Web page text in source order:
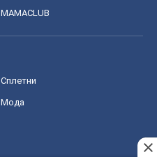
MAMACLUB
Сплетни
Мода